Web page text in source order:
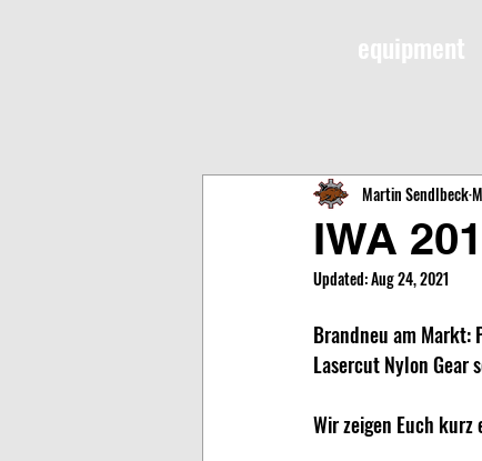
equipment
IWA
Martin Sendlbeck
Updated:Aug 24, 2021
Brandneu am Markt:
Lasercut Nylon Gear
Wir zeigen Euch